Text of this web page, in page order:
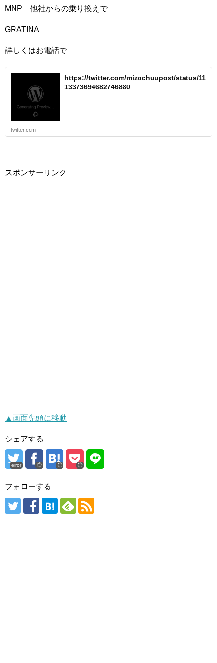
MNP 他社からの乗り換えで
GRATINA
詳しくはお電話で
https://twitter.com/mizochuupost/status/11
13373694682746880
twitter.com
スポンサーリンク
▲画面先頭に移動
シェアする
error
フォローする